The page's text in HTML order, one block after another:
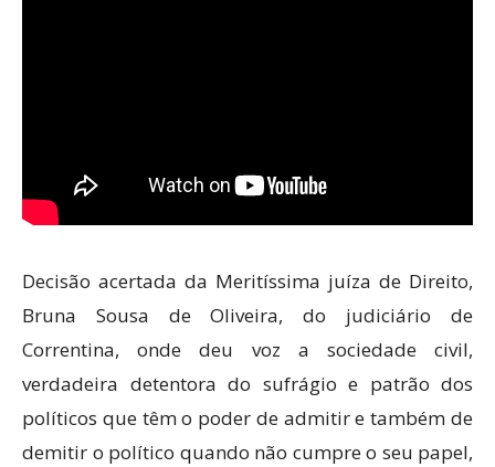
Decisão acertada da Meritíssima juíza de Direito,
Bruna Sousa de Oliveira, do judiciário de
Correntina, onde deu voz a sociedade civil,
verdadeira detentora do sufrágio e patrão dos
políticos que têm o poder de admitir e também de
demitir o político quando não cumpre o seu papel,